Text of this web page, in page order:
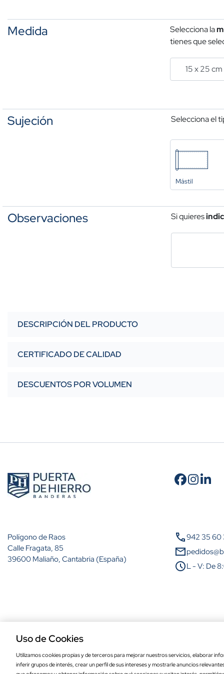
Medida Selecciona la
tienes que
Sujeción Selecciona el
Mástil
Observaciones Si quieres
DESCRIPCIÓN DEL PRODUCTO
CERTIFICADO DE CALIDAD
DESCUENTOS POR VOLUMEN
Cantidad
A partir de 5 unidades
A partir de 100 unidades
Polígono de Raos
Calle Fragata, 85
39600 Maliaño, Cantabria (España)
call942 35 60
mail
scheduleL - V: De
Uso de Cookies
Utilizamos cookies propias y de terceros para mejorar nuestros servicios, elaborar
inferir grupos de interés, crear un perfil de sus intereses y mostrarle anuncios